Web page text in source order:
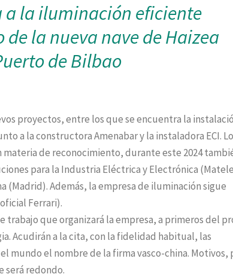
la iluminación eficiente
la nueva nave de Haizea
de Bilbao
proyectos, entre los que se encuentra la
a la constructora Amenabar y la instaladora ECI.
de reconocimiento, durante este 2024
para la Industria Eléctrica y Electrónica
(Madrid). Además, la empresa de iluminación sigue
Ferrari).
trabajo que organizará la empresa, a primeros del
Acudirán a la cita, con la fidelidad habitual, las
mundo el nombre de la firma vasco-china. Motivos,
será redondo.